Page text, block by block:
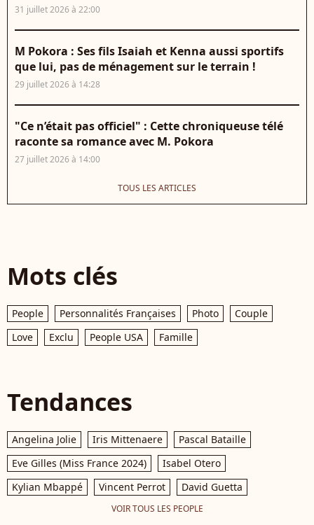
31 juillet 2026 à 22:00
M Pokora : Ses fils Isaiah et Kenna aussi sportifs
que lui, pas de ménagement sur le terrain !
29 juillet 2026 à 14:28
"Ce n’était pas officiel" : Cette chroniqueuse télé
raconte sa romance avec M. Pokora
27 juillet 2026 à 14:00
TOUS LES ARTICLES
Mots clés
People Personnalités Françaises Photo
Couple
Love
Exclu People USA Famille
Tendances
Angelina Jolie Iris Mittenaere
Pascal Bataille
Eve Gilles (Miss France 2024)
Isabel Otero
Kylian Mbappé
Vincent Perrot David Guetta
VOIR TOUS LES PEOPLE